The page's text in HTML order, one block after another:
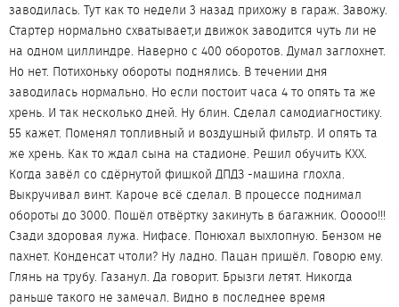
заводилась. Тут как то недели 3 назад прихожу в гараж. Завожу.
Стартер нормально схватывает,и движок заводится чуть ли не
на одном циллиндре. Наверно с 400 оборотов. Думал заглохнет.
Но нет. Потихоньку обороты поднялись. В течении дня
заводилась нормально. Но если постоит часа 4 то опять та же
хрень. И так несколько дней. Ну блин. Сделал самодиагностику.
55 кажет. Поменял топливный и воздушный фильтр. И опять та
же хрень. Как то ждал сына на стадионе. Решил обучить КХХ.
Когда завёл со сдёрнутой фишкой ДПДЗ -машина глохла.
Выкручивал винт. Кароче всё сделал. В процессе поднимал
обороты до 3000. Пошёл отвёртку закинуть в багажник. Ооооо!!!
Сзади здоровая лужа. Нифасе. Понюхал выхлопную. Бензом не
пахнет. Конденсат чтоли? Ну ладно. Пацан пришёл. Говорю ему.
Глянь на трубу. Газанул. Да говорит. Брызги летят. Никогда
раньше такого не замечал. Видно в последнее время